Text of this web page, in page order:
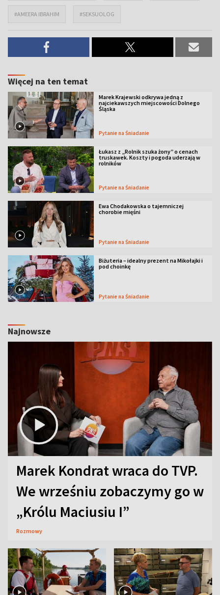
#AMEERA IBRAHIM #SEKSUOLOG
Więcej na ten temat
Marek Krajewski odkrywa jedną z
najciekawszych miejscowości Dolnego
Śląska
Pytanie na Śniadanie
Łukasz z „Rolnik szuka żony” o cenach
truskawek. Koszty i pogoda uderzają w
rolników
Pytanie na Śniadanie
Ewa Chodakowska o tajemniczej
chorobie mięśni
Pytanie na Śniadanie
Biżuteria – idealny prezent na Mikołajki i
pod choinkę
Pytanie na Śniadanie
Najnowsze
Marek Kondrat wraca do TVP.
We wrześniu zobaczymy go w
„Królu Maciusiu I”
Rozmowy